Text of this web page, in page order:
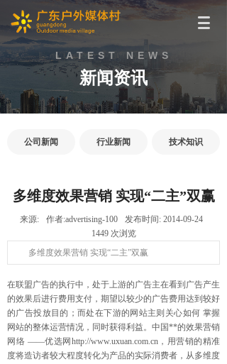
LATEST NEWS
新闻资讯
公司新闻 技术知识
行业新闻
多维度效果营销 实现“二主”双赢
来源: 作者:advertising-100 发布时间: 2014-09-24
1449 次浏览
多维度效果营销 实现“二主”双赢
在联盟广告的执行中，处于上游的广告主在看到广告产生
的效果后进行费用支付，期望以较少的广告费用达到较好
的广告投放目的；而处在下游的网站主则关心如何 掌握
网站的整体运营情况，同时获得利益。中国**的效果营销
网络 ——优选网http://www.uxuan.com.cn，用营销的精准
度将造访者较大程度转化为产品的实际消费者，从多维度